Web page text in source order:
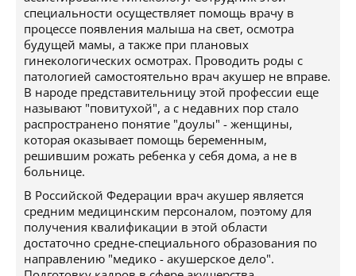
специальности осуществляет помощь врачу в
процессе появления малыша на свет, осмотра
будущей мамы, а также при плановых
гинекологических осмотрах. Проводить роды с
патологией самостоятельно врач акушер не вправе.
В народе представительницу этой профессии еще
называют "повитухой", а с недавних пор стало
распространено понятие "доулы" - женщины,
которая оказывает помощь беременным,
решившим рожать ребенка у себя дома, а не в
больнице.
В Российской Федерации врач акушер является
средним медицинским персоналом, поэтому для
получения квалификации в этой области
достаточно средне-специального образования по
направлению "медико - акушерское дело".